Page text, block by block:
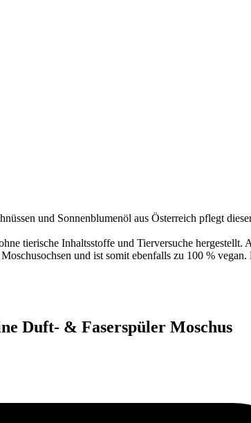
und Sonnenblumenöl aus Österreich pflegt
tierische Inhaltsstoffe und Tierversuche hergestellt.
und ist somit ebenfalls zu 100 %
Duft- & Faserspüler Moschus